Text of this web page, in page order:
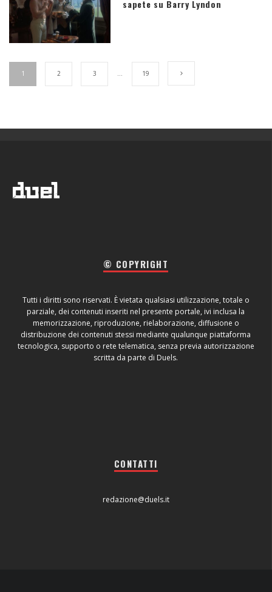
sapete su Barry Lyndon
1 2 3 … 19
© COPYRIGHT
Tutti i diritti sono riservati. È vietata qualsiasi utilizzazione, totale o
parziale, dei contenuti inseriti nel presente portale, ivi inclusa la
memorizzazione, riproduzione, rielaborazione, diffusione o
distribuzione dei contenuti stessi mediante qualunque piattaforma
tecnologica, supporto o rete telematica, senza previa autorizzazione
scritta da parte di Duels.
CONTATTI
redazione@duels.it